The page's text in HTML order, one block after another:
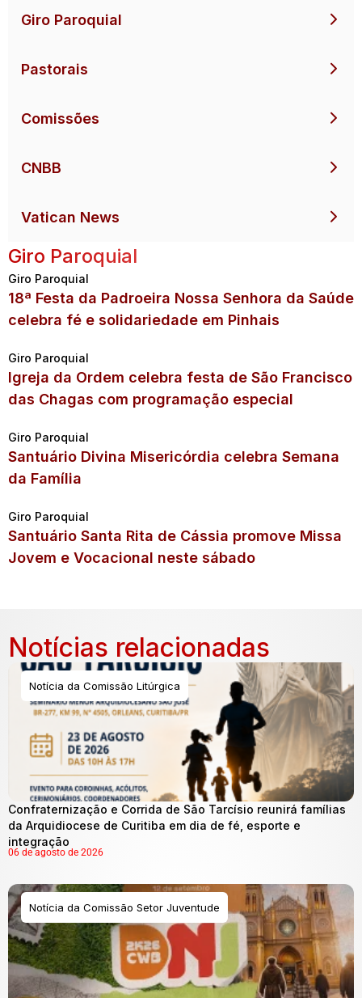
Giro Paroquial
Pastorais
Comissões
CNBB
Vatican News
Giro Paroquial
Giro Paroquial
18ª Festa da Padroeira Nossa Senhora da Saúde
celebra fé e solidariedade em Pinhais
Giro Paroquial
Igreja da Ordem celebra festa de São Francisco
das Chagas com programação especial
Giro Paroquial
Santuário Divina Misericórdia celebra Semana
da Família
Giro Paroquial
Santuário Santa Rita de Cássia promove Missa
Jovem e Vocacional neste sábado
Notícias relacionadas
Notícia da Comissão Litúrgica
Confraternização e Corrida de São Tarcísio reunirá famílias
da Arquidiocese de Curitiba em dia de fé, esporte e
integração
06 de agosto de 2026
Notícia da Comissão Setor Juventude